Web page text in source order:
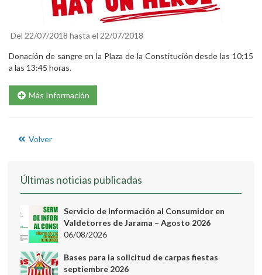
Del 22/07/2018 hasta el 22/07/2018
Donación de sangre en la Plaza de la Constitución desde las 10:15
a las 13:45 horas.
Más Información
Volver
Últimas noticias publicadas
Servicio de Información al Consumidor en
Valdetorres de Jarama – Agosto 2026
06/08/2026
Bases para la solicitud de carpas fiestas
septiembre 2026